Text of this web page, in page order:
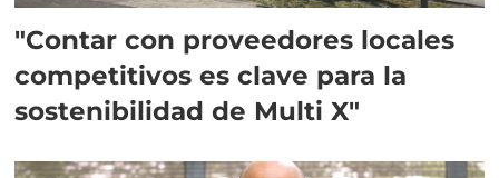
"Contar con proveedores locales
competitivos es clave para la
sostenibilidad de Multi X"